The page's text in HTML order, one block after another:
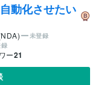
動化させたい
未登録
ー21